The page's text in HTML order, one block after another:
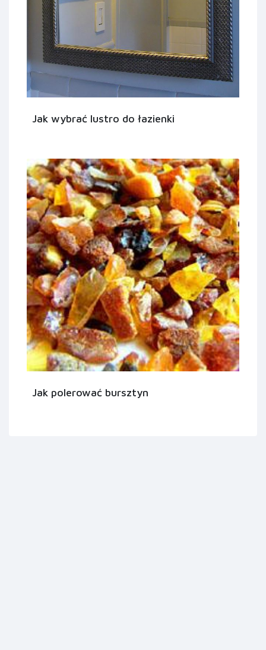
Jak wybrać lustro do łazienki
Jak polerować bursztyn